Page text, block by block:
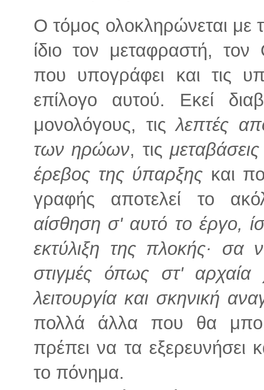
Ο τόμος ολοκληρώνεται με
ίδιο τον μεταφραστή,
που υπογράφει και τις
επίλογο αυτού. Εκεί
μονολόγους, τιςλεπτές
των ηρώων, τις
έρεβος της ύπαρξης και
γραφής αποτελεί το
αίσθηση σ' αυτό το έργο,
εκτύλιξη της πλοκής· σα
στιγμές όπως στ' αρχαία
λειτουργία και σκηνική
πολλά άλλα που θα
πρέπει να τα εξερευνήσει
το πόνημα.